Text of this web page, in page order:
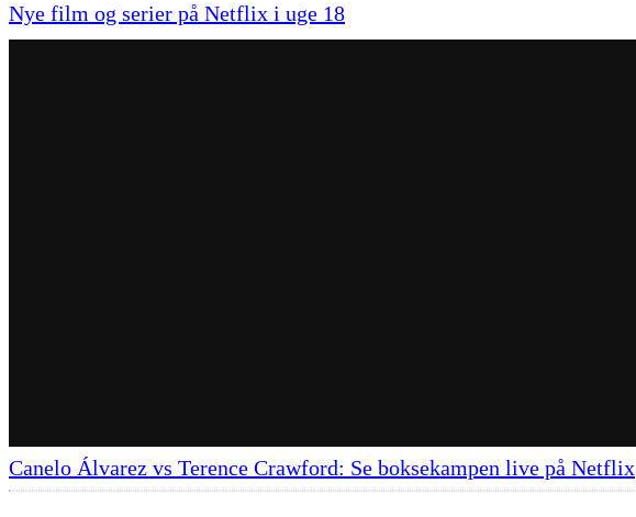
Nye film og serier på Netflix i uge 18
Canelo Álvarez vs Terence Crawford: Se boksekampen live på Netflix